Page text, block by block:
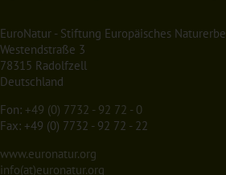
EuroNatur - Stiftung Europäisches Naturerbe
Westendstraße 3
78315 Radolfzell
Deutschland
Fon: +49 (0) 7732 - 92 72 - 0
Fax: +49 (0) 7732 - 92 72 - 22
www.euronatur.org
info(at)euronatur.org